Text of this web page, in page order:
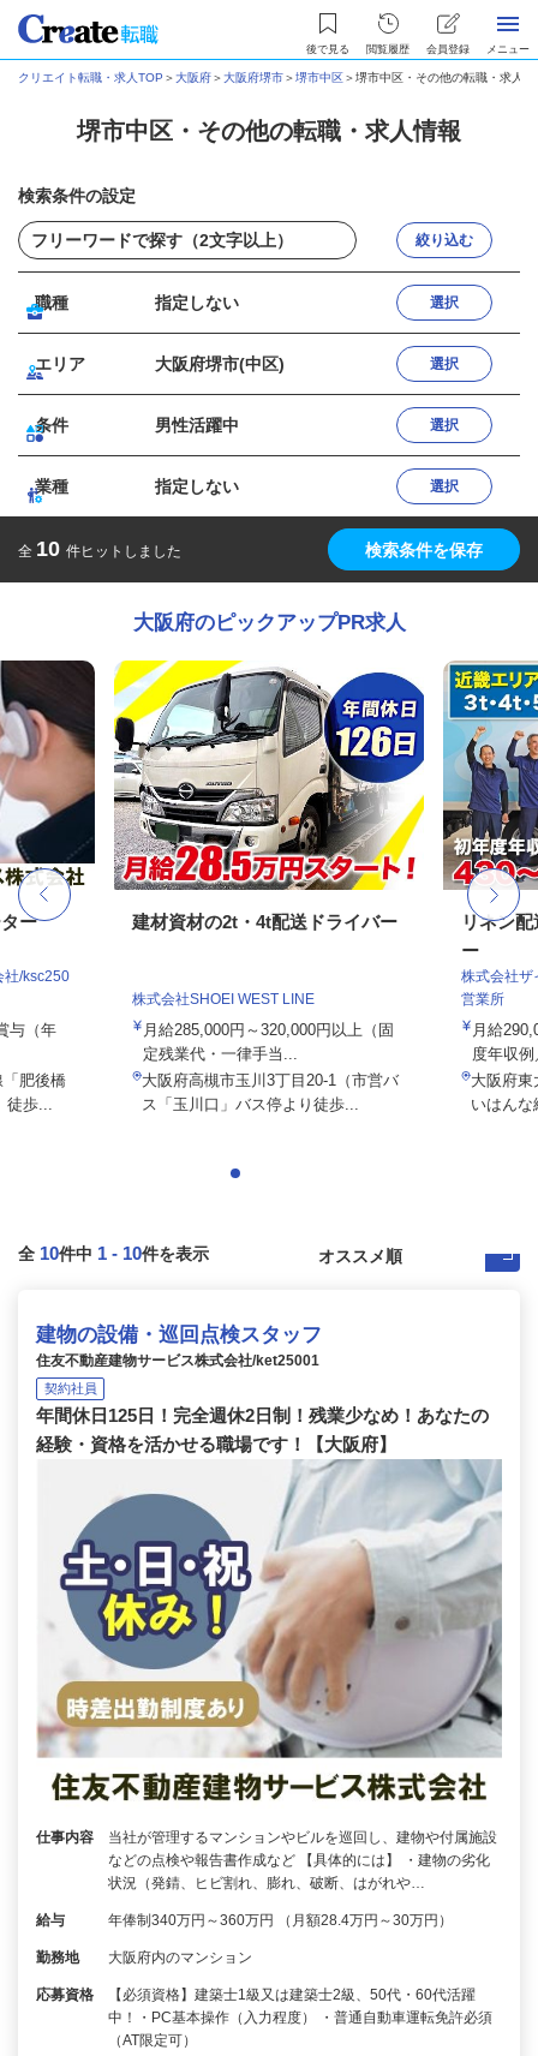
後で見る 閲覧履歴 会員登録 メニュー
クリエイト転職・求人TOP ＞大阪府＞大阪府堺市＞堺市中区＞堺市中区・その他の転職・求人情
堺市中区・その他の転職・求人情報
検索条件の設定
絞り込む
職種 指定しない 選択
エリア 大阪府堺市(中区) 選択
条件 男性活躍中 選択
業種 指定しない 選択
全 10 件ヒットしました 検索条件を保存
大阪府のピックアップPR求人
ー
社/ksc250
与（年
肥後橋
歩...
建材資材の2t・4t配送ドライバー
株式会社SHOEI WEST LINE
月給285,000円～320,000円以上（固
定残業代・一律手当...
大阪府高槻市玉川3丁目20-1（市営バ
ス「玉川口」バス停より徒歩...
リネン
ー
株式会社ザ
営業所
月給
度年収
大阪府東
いはん
全 10件中 1 - 10件を表示
建物の設備・巡回点検スタッフ
住友不動産建物サービス株式会社/ket25001
契約社員
年間休日125日！完全週休2日制！残業少なめ！あなたの
経験・資格を活かせる職場です！【大阪府】
仕事内容
当社が管理するマンションやビルを巡回し、建物や付属施設
などの点検や報告書作成など 【具体的には】 ・建物の劣化
状況（発錆、ヒビ割れ、膨れ、破断、はがれや…
給与 年俸制340万円～360万円 （月額28.4万円～30万円）
勤務地 大阪府内のマンション
応募資格
【必須資格】建築士1級又は建築士2級、50代・60代活躍
中！・PC基本操作（入力程度） ・普通自動車運転免許必須
（AT限定可）